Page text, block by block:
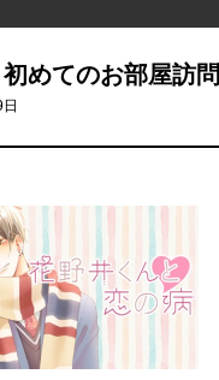
めてのお部屋訪問